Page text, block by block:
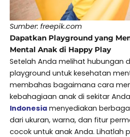
Sumber: freepik.com
Dapatkan Playground yang
Mental Anak di Happy Play
Setelah Anda melihat hubungan
playground untuk kesehatan
membahas bagaimana cara
kebahagiaan anak di sekitar
Indonesia menyediakan
dari ukuran, warna, dan fitur
cocok untuk anak Anda. Lihatlah